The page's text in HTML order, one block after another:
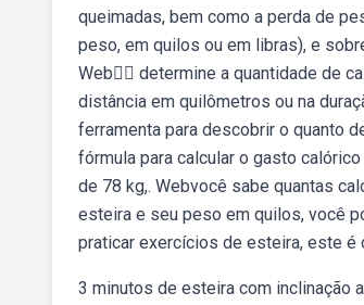
queimadas, bem como a perda de
peso, em quilos ou em libras), e
Web🏃‍♂️ determine a quantidade de
distância em quilômetros ou na
ferramenta para descobrir o quanto
fórmula para calcular o gasto
de 78 kg,. Webvocê sabe quantas
esteira e seu peso em quilos, você
praticar exercícios de esteira, este é
3 minutos de esteira com inclinação